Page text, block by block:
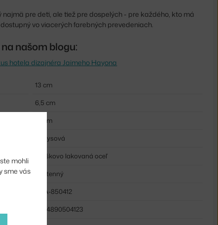
najmä pre deti, ale tiež pre dospelých - pre každého, kto má
vo viacerých farebných prevedeniach.
našom blogu:
hotela dizajnéra Jaimeho Hayona
13 cm
6,5 cm
15 cm
tyrkysová
práškovo lakovaná oceľ
nástenný
FHA-850412
5704890504123
mohli
sme vás